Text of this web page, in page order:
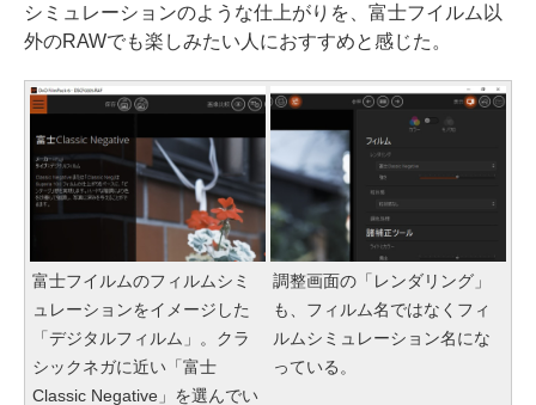
シミュレーションのような仕上がりを、富士フイルム以
外のRAWでも楽しみたい人におすすめと感じた。
富士フイルムのフィルムシミ
ュレーションをイメージした
「デジタルフィルム」。クラ
シックネガに近い「富士
Classic Negative」を選んでい
調整画面の「レンダリング」
も、フィルム名ではなくフィ
ルムシミュレーション名にな
っている。